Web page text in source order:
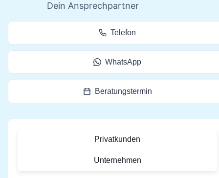
Dein Ansprechpartner
Telefon
WhatsApp
Beratungstermin
Privatkunden
Unternehmen